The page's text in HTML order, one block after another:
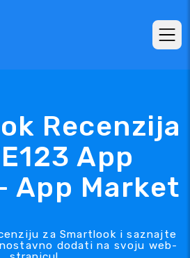
Recenzija
App
App Market
za Smartlook i saznajte
dodati na svoju web-